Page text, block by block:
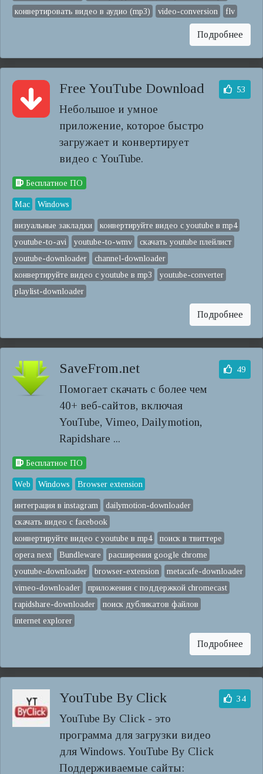
конвертировать видео в аудио (mp3)
video-conversion flv
Подробнее
Free YouTube Download
Небольшое и умное
приложение, которое быстро
загружает и конвертирует
видео с YouTube.
53
Бесплатное ПО
Mac Windows
визуальные закладки
конвертируйте видео с youtube в mp4
youtube-to-avi
youtube-to-wmv
скачать youtube плейлист
youtube-downloader
channel-downloader
конвертируйте видео с youtube в mp3
youtube-converter
playlist-downloader
Подробнее
SaveFrom.net
Помогает скачать с более чем
40+ веб-сайтов, включая
YouTube, Vimeo, Dailymotion,
Rapidshare ...
49
Бесплатное ПО
Web Windows Browser extension
интеграция в instagram
dailymotion-downloader
скачать видео с facebook
конвертируйте видео с youtube в mp4
поиск в твиттере
opera next
Bundleware
расширения google chrome
youtube-downloader
browser-extension
metacafe-downloader
vimeo-downloader
приложения с поддержкой chromecast
rapidshare-downloader
поиск дубликатов файлов
internet explorer
Подробнее
YouTube By Click
YouTube By Click - это
программа для загрузки видео
для Windows. YouTube By Click
Поддерживаемые сайты:
34